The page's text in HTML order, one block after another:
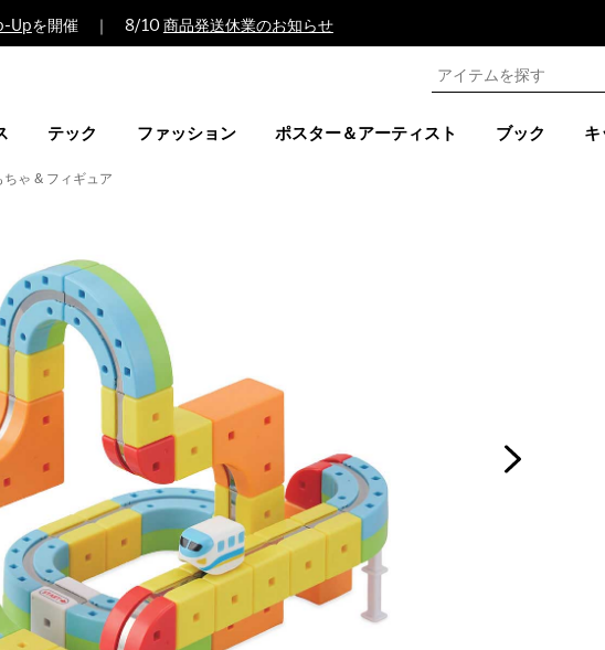
Upを開催 ｜ 8/10 商品発送休業のお知らせ
テック ファッション ポスター＆アーティスト ブック キ
ちゃ & フィギュア